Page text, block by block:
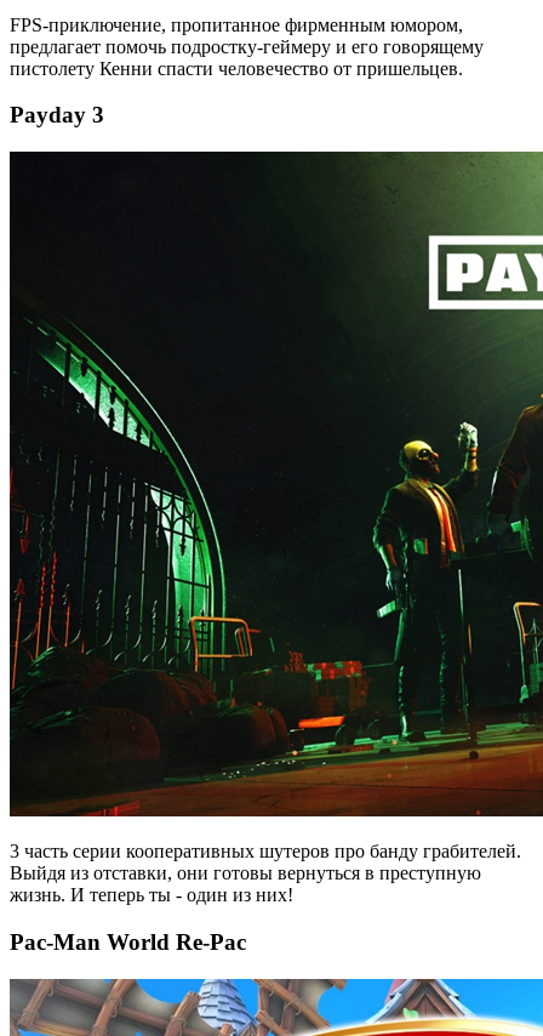
FPS-приключение, пропитанное фирменным юмором,
предлагает помочь подростку-геймеру и его говорящему
пистолету Кенни спасти человечество от пришельцев.
Payday 3
3 часть серии кооперативных шутеров про банду грабителей.
Выйдя из отставки, они готовы вернуться в преступную
жизнь. И теперь ты - один из них!
Pac-Man World Re-Pac